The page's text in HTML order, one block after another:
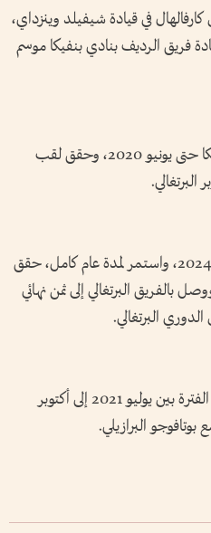
في قيادة شيفيلد وينزداي،
فريق الرديف بنادي بنفيكا موسم
وفي يناير 2019 تولى لاج قيادة بنفيكا حتى يونيو 2020، وحقق لقب
وعاد لاج لقيادة بنفيكا في سبتمبر 2024، واستمر لمدة عام كامل، حقق
من 66 مباراة، ووصل بالفريق البرتغالي إلى ثمن نهائي
البرتغالي.
وخاض تجربة مع وولفرهامبتون في الفترة بين يوليو 2021 إلى أكتوبر